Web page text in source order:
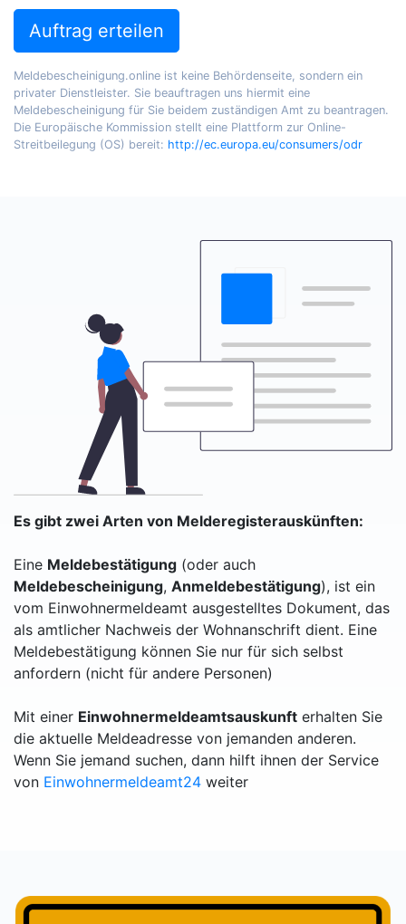
Auftrag erteilen
Meldebescheinigung.online ist keine Behördenseite, sondern ein
privater Dienstleister. Sie beauftragen uns hiermit eine
Meldebescheinigung für Sie beidem zuständigen Amt zu beantragen.
Die Europäische Kommission stellt eine Plattform zur Online-
Streitbeilegung (OS) bereit: http://ec.europa.eu/consumers/odr
Es gibt zwei Arten von Melderegisterauskünften:
Eine Meldebestätigung (oder auch
Meldebescheinigung, Anmeldebestätigung), ist ein
vom Einwohnermeldeamt ausgestelltes Dokument, das
als amtlicher Nachweis der Wohnanschrift dient. Eine
Meldebestätigung können Sie nur für sich selbst
anfordern (nicht für andere Personen)
Mit einer Einwohnermeldeamtsauskunft erhalten Sie
die aktuelle Meldeadresse von jemanden anderen.
Wenn Sie jemand suchen, dann hilft ihnen der Service
von Einwohnermeldeamt24 weiter